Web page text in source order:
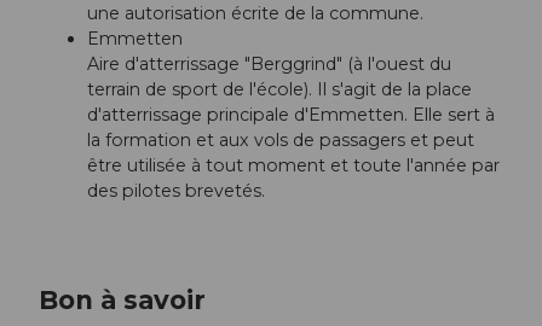
une autorisation écrite de la commune.
Emmetten
Aire d'atterrissage "Berggrind" (à l'ouest du
terrain de sport de l'école). Il s'agit de la place
d'atterrissage principale d'Emmetten. Elle sert à
la formation et aux vols de passagers et peut
être utilisée à tout moment et toute l'année par
des pilotes brevetés.
Bon à savoir